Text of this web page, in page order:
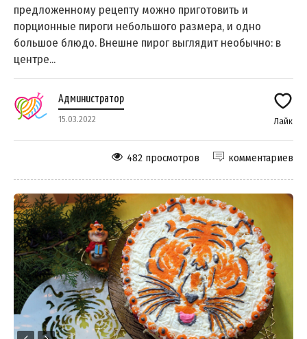
предложенному рецепту можно приготовить и
порционные пироги небольшого размера, и одно
большое блюдо. Внешне пирог выглядит необычно: в
центре...
Администратор
15.03.2022 Лайк
комментариев
482 просмотров